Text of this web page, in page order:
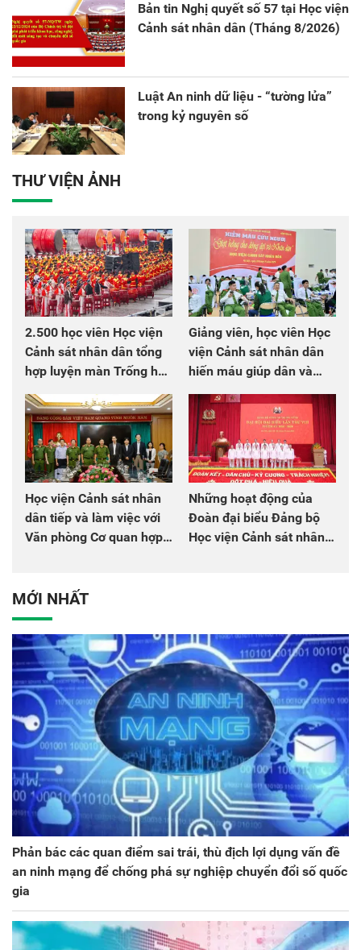
Bản tin Nghị quyết số 57 tại Học viện
Cảnh sát nhân dân (Tháng 8/2026)
Luật An ninh dữ liệu - “tường lửa”
trong kỷ nguyên số
THƯ VIỆN ẢNH
2.500 học viên Học viện
Cảnh sát nhân dân tổng
hợp luyện màn Trống hội
chào mừng Đại hội Đảng
Giảng viên, học viên Học
viện Cảnh sát nhân dân
hiến máu giúp dân và
đồng đội
Học viện Cảnh sát nhân
dân tiếp và làm việc với
Văn phòng Cơ quan hợp
Những hoạt động của
Đoàn đại biểu Đảng bộ
Học viện Cảnh sát nhân
MỚI NHẤT
Phản bác các quan điểm sai trái, thù địch lợi dụng vấn đề
an ninh mạng để chống phá sự nghiệp chuyển đổi số quốc
gia